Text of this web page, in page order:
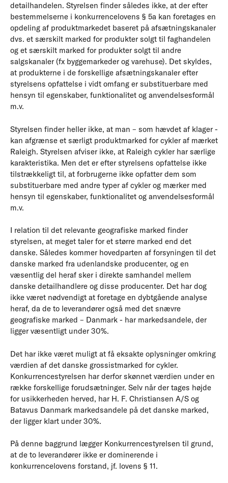
detailhandelen. Styrelsen finder således ikke, at der efter
bestemmelserne i konkurrencelovens § 5a kan foretages en
opdeling af produktmarkedet baseret på afsætningskanaler
dvs. et særskilt marked for produkter solgt til faghandelen
og et særskilt marked for produkter solgt til andre
salgskanaler (fx byggemarkeder og varehuse). Det skyldes,
at produkterne i de forskellige afsætningskanaler efter
styrelsens opfattelse i vidt omfang er substituerbare med
hensyn til egenskaber, funktionalitet og anvendelsesformål
m.v.
Styrelsen finder heller ikke, at man – som hævdet af klager -
kan afgrænse et særligt produktmarked for cykler af mærket
Raleigh. Styrelsen afviser ikke, at Raleigh cykler har særlige
karakteristika. Men det er efter styrelsens opfattelse ikke
tilstrækkeligt til, at forbrugerne ikke opfatter dem som
substituerbare med andre typer af cykler og mærker med
hensyn til egenskaber, funktionalitet og anvendelsesformål
m.v.
I relation til det relevante geografiske marked finder
styrelsen, at meget taler for et større marked end det
danske. Således kommer hovedparten af forsyningen til det
danske marked fra udenlandske producenter, og en
væsentlig del heraf sker i direkte samhandel mellem
danske detailhandlere og disse producenter. Det har dog
ikke været nødvendigt at foretage en dybtgående analyse
heraf, da de to leverandører også med det snævre
geografiske marked – Danmark - har markedsandele, der
ligger væsentligt under 30%.
Det har ikke været muligt at få eksakte oplysninger omkring
værdien af det danske grossistmarked for cykler.
Konkurrencestyrelsen har derfor skønnet værdien under en
række forskellige forudsætninger. Selv når der tages højde
for usikkerheden herved, har H. F. Christiansen A/S og
Batavus Danmark markedsandele på det danske marked,
der ligger klart under 30%.
På denne baggrund lægger Konkurrencestyrelsen til grund,
at de to leverandører ikke er dominerende i
konkurrencelovens forstand, jf. lovens § 11.